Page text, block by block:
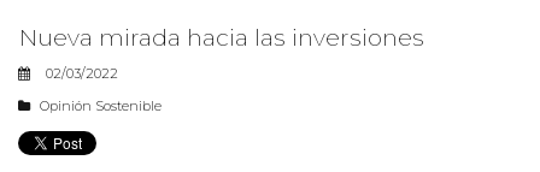
Nueva mirada hacia las inversiones
02/03/2022
Opinión Sostenible